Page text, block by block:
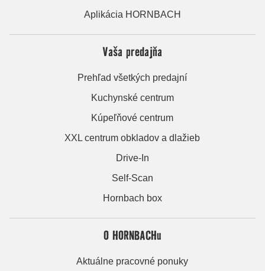
Aplikácia HORNBACH
Vaša predajňa
Prehľad všetkých predajní
Kuchynské centrum
Kúpeľňové centrum
XXL centrum obkladov a dlažieb
Drive-In
Self-Scan
Hornbach box
O HORNBACHu
Aktuálne pracovné ponuky